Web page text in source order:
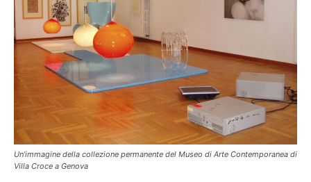
Un’immagine della collezione permanente del Museo di Arte Contemporanea di
Villa Croce a Genova